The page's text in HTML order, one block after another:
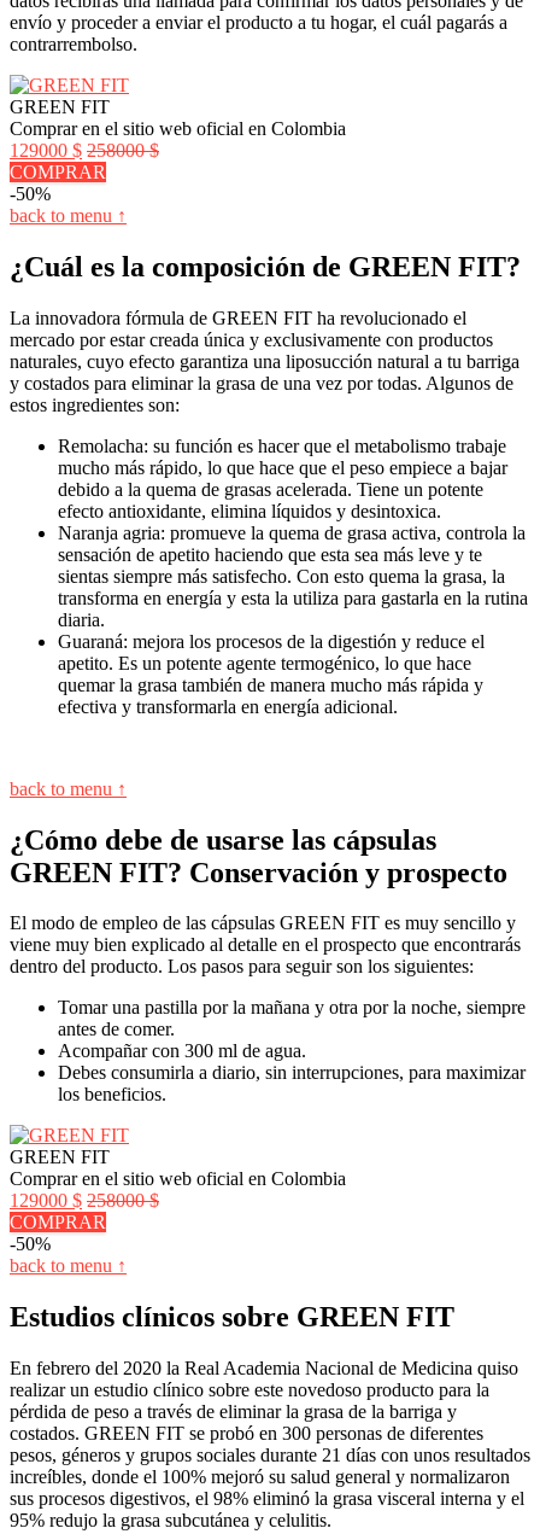
envío y proceder a enviar el producto a tu hogar, el cuál pagarás a
contrarrembolso.
GREEN FIT
Comprar en el sitio web oficial en Colombia
129000 $ 258000 $
COMPRAR
-50%
back to menu ↑
¿Cuál es la composición de GREEN FIT?
La innovadora fórmula de GREEN FIT ha revolucionado el
mercado por estar creada única y exclusivamente con productos
naturales, cuyo efecto garantiza una liposucción natural a tu barriga
y costados para eliminar la grasa de una vez por todas. Algunos de
estos ingredientes son:
Remolacha: su función es hacer que el metabolismo trabaje
mucho más rápido, lo que hace que el peso empiece a bajar
debido a la quema de grasas acelerada. Tiene un potente
efecto antioxidante, elimina líquidos y desintoxica.
Naranja agria: promueve la quema de grasa activa, controla la
sensación de apetito haciendo que esta sea más leve y te
sientas siempre más satisfecho. Con esto quema la grasa, la
transforma en energía y esta la utiliza para gastarla en la rutina
diaria.
Guaraná: mejora los procesos de la digestión y reduce el
apetito. Es un potente agente termogénico, lo que hace
quemar la grasa también de manera mucho más rápida y
efectiva y transformarla en energía adicional.
back to menu ↑
¿Cómo debe de usarse las cápsulas
GREEN FIT? Conservación y prospecto
El modo de empleo de las cápsulas GREEN FIT es muy sencillo y
viene muy bien explicado al detalle en el prospecto que encontrarás
dentro del producto. Los pasos para seguir son los siguientes:
Tomar una pastilla por la mañana y otra por la noche, siempre
antes de comer.
Acompañar con 300 ml de agua.
Debes consumirla a diario, sin interrupciones, para maximizar
los beneficios.
GREEN FIT
Comprar en el sitio web oficial en Colombia
129000 $ 258000 $
COMPRAR
-50%
back to menu ↑
Estudios clínicos sobre GREEN FIT
En febrero del 2020 la Real Academia Nacional de Medicina quiso
realizar un estudio clínico sobre este novedoso producto para la
pérdida de peso a través de eliminar la grasa de la barriga y
costados. GREEN FIT se probó en 300 personas de diferentes
pesos, géneros y grupos sociales durante 21 días con unos resultados
increíbles, donde el 100% mejoró su salud general y normalizaron
sus procesos digestivos, el 98% eliminó la grasa visceral interna y el
95% redujo la grasa subcutánea y celulitis.